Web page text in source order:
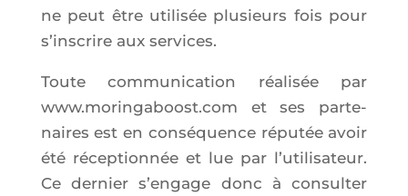
ne peut être uti­li­sée plu­sieurs fois pour
s’ins­crire aux services.
Toute com­mu­ni­ca­tion réa­li­sée par
www.moringaboost.com et ses par­te­
naires est en consé­quence répu­tée avoir
été récep­tion­née et lue par l’u­ti­li­sa­teur.
Ce der­nier s’en­gage donc à consul­ter